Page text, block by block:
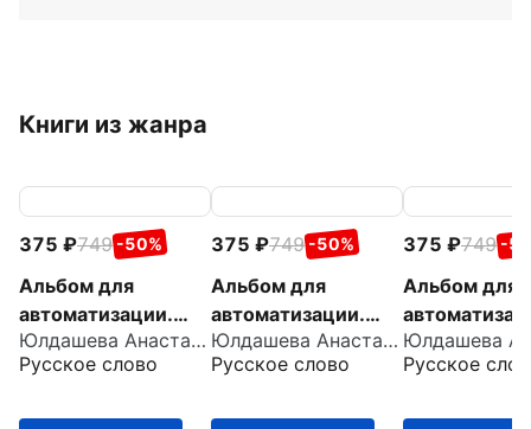
Книги из жанра
375 749 -50%
Альбом для
автоматизации.
Звук Ш
Юлдашева Анастасия Павловна
Русское слово
375 749 -50%
Альбом для
автоматизации.
Звук С
Юлдашева Анастасия Павловна
Русское слово
375 749 -
Альбом для
Звук Р
Русское